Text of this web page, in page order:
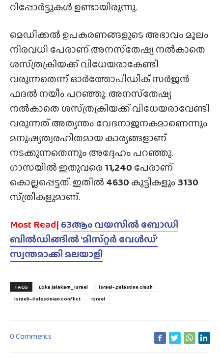
റിപ്പോർട്ടുകൾ ഉണ്ടായിരുന്നു.
മെഡിക്കൽ ഉപകരണങ്ങളുടെ അഭാവം മൂലം
നിരവധി പേരാണ് അനസ്‌തേഷ്യ നൽകാതെ
ശസ്‌ത്രക്രിയക്ക്‌ വിധേയരാകേണ്ടി
വരുന്നതെന്ന് ഓർത്തോപീഡിക് സർജൻ
ഫദൽ നയീം പറഞ്ഞു. അനസ്‌തേഷ്യ
നൽകാതെ ശസ്‌ത്രക്രിയക്ക്‌ വിധേയരാവേണ്ടി
വരുന്നത് അത്യന്തം വേദനാജനകമാണെന്നും
മനുഷ്യത്വരഹിതമായ കാര്യങ്ങളാണ്
നടക്കുന്നതെന്നും അദ്ദേഹം പറഞ്ഞു.
ഗാസയിൽ ഇതുവരെ 11,240 പേരാണ്
കൊല്ലപ്പെട്ടത്. ഇതിൽ 4630 കുട്ടികളും 3130
സ്‌ത്രീകളുമാണ്.
Most Read| 63ആം വയസിൽ ബോഡി
ബിൽഡിങ്ങിൽ ‘മിസ്‌റ്റർ വേൾഡ്’
സ്വന്തമാക്കി മലയാളി
TAGS Loka jalakam_ Israel
israel- palastine clash
Israeli–Palestinian conflict
Israel
0 Comments